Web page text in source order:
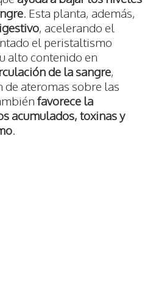
. Esta planta, además,
, acelerando el
el peristaltismo
alto contenido en
de la sangre,
ateromas sobre las
favorece la
acumulados, toxinas y
.